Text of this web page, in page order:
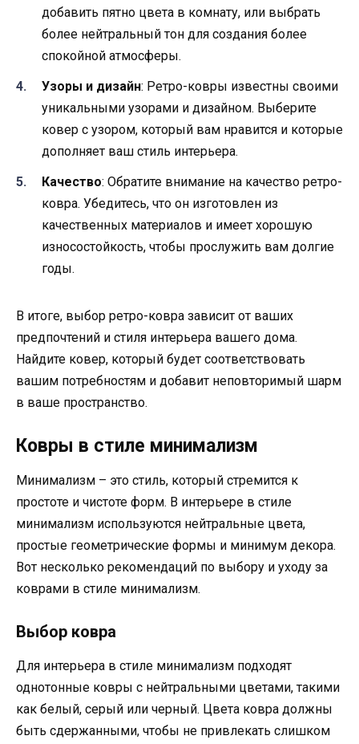
добавить пятно цвета в комнату, или выбрать
более нейтральный тон для создания более
спокойной атмосферы.
Узоры и дизайн: Ретро-ковры известны своими
уникальными узорами и дизайном. Выберите
ковер с узором, который вам нравится и которые
дополняет ваш стиль интерьера.
Качество: Обратите внимание на качество ретро-
ковра. Убедитесь, что он изготовлен из
качественных материалов и имеет хорошую
износостойкость, чтобы прослужить вам долгие
годы.
В итоге, выбор ретро-ковра зависит от ваших
предпочтений и стиля интерьера вашего дома.
Найдите ковер, который будет соответствовать
вашим потребностям и добавит неповторимый шарм
в ваше пространство.
Ковры в стиле минимализм
Минимализм – это стиль, который стремится к
простоте и чистоте форм. В интерьере в стиле
минимализм используются нейтральные цвета,
простые геометрические формы и минимум декора.
Вот несколько рекомендаций по выбору и уходу за
коврами в стиле минимализм.
Выбор ковра
Для интерьера в стиле минимализм подходят
однотонные ковры с нейтральными цветами, такими
как белый, серый или черный. Цвета ковра должны
быть сдержанными, чтобы не привлекать слишком